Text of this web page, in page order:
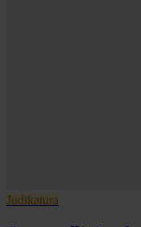
Judikatura